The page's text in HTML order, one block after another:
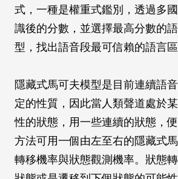
式，一種是權重式鑑別，透過多
識後的分數，並選擇最高分數的
型，找出語音段最可信賴的語言區
隱藏式馬可夫模型是目前連續語
定的性質，因此當人類聲道處於
性的狀態，用一些連續的狀態，
方法可用一個由左至右的隱藏式
轉移機率與狀態觀測機率。狀態